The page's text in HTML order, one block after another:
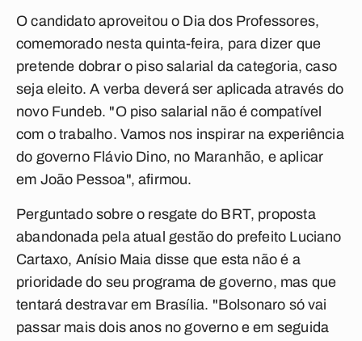
O candidato aproveitou o Dia dos Professores,
comemorado nesta quinta-feira, para dizer que
pretende dobrar o piso salarial da categoria, caso
seja eleito. A verba deverá ser aplicada através do
novo Fundeb. "O piso salarial não é compatível
com o trabalho. Vamos nos inspirar na experiência
do governo Flávio Dino, no Maranhão, e aplicar
em João Pessoa", afirmou.
Perguntado sobre o resgate do BRT, proposta
abandonada pela atual gestão do prefeito Luciano
Cartaxo, Anísio Maia disse que esta não é a
prioridade do seu programa de governo, mas que
tentará destravar em Brasília. "Bolsonaro só vai
passar mais dois anos no governo e em seguida